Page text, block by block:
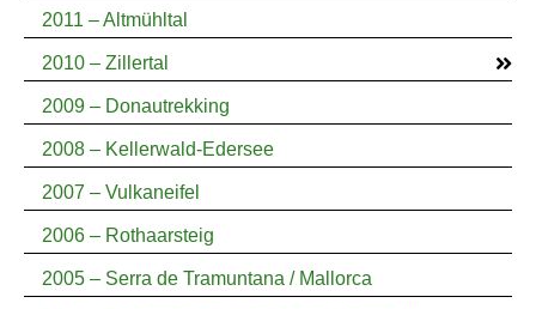
2011 – Altmühltal
2010 – Zillertal
2009 – Donautrekking
2008 – Kellerwald-Edersee
2007 – Vulkaneifel
2006 – Rothaarsteig
2005 – Serra de Tramuntana / Mallorca